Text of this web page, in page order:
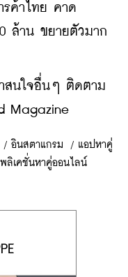
รค้าไทย คาด
ล้าน ขยายตัวมาก
าสนใจอื่นๆ ติดตาม
Magazine
/ อินสตาแกรม / แอปหาคู่
ลิเคชั่นหาคู่ออนไลน์